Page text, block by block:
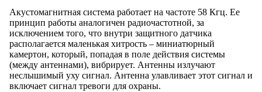
Акустомагнитная система работает на частоте 58 Кгц. Ее
принцип работы аналогичен радиочастотной, за
исключением того, что внутри защитного датчика
располагается маленькая хитрость – миниатюрный
камертон, который, попадая в поле действия системы
(между антеннами), вибрирует. Антенны излучают
неслышимый уху сигнал. Антенна улавливает этот сигнал и
включает сигнал тревоги для охраны.